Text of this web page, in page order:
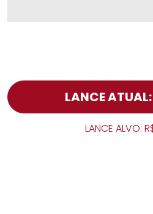
LANCE
LANCE ALVO: